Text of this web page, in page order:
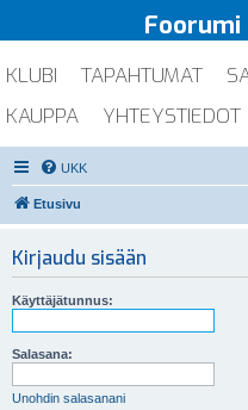
Foorumi
KLUBI TAPAHTUMAT
KAUPPA
YHTEYSTIEDOT
UKK
Etusivu
Kirjaudu sisään
Käyttäjätunnus:
Salasana:
Unohdin salasanani